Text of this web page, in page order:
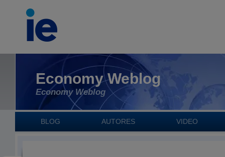
Economy Weblog
Economy Weblog
BLOG AUTORES VIDEO